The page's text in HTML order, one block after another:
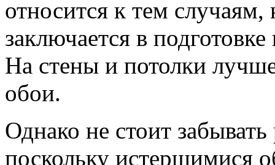
относится к тем
заключается в
На стены и потолки
обои.
Однако не стоит
поскольку истершимися